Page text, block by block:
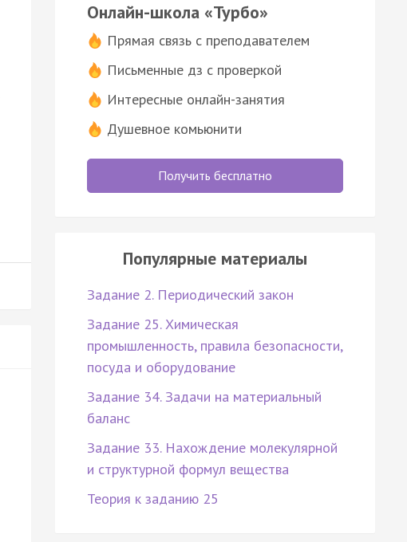
Онлайн-школа «Турбо»
Прямая связь с преподавателем
Письменные дз с проверкой
Интересные онлайн-занятия
Душевное комьюнити
Получить бесплатно
Популярные материалы
Задание 2. Периодический закон
Задание 25. Химическая
промышленность, правила безопасности,
посуда и оборудование
Задание 34. Задачи на материальный
баланс
Задание 33. Нахождение молекулярной
и структурной формул вещества
Теория к заданию 25